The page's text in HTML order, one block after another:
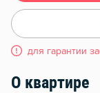
для гарантии
О квартире